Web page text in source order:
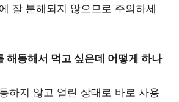
잘 분해되지 않으므로 주의하세
해동해서 먹고 싶은데 어떻게 하나
하지 않고 얼린 상태로 바로 사용